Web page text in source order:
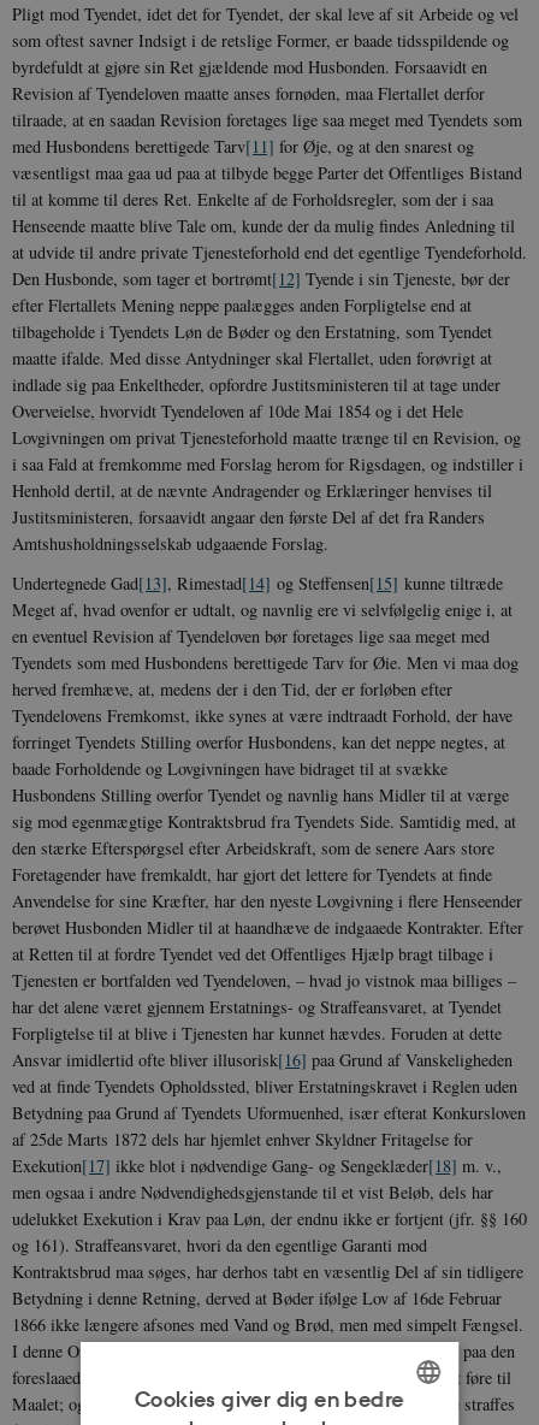
Pligt mod Tyendet, idet det for Tyendet, der skal leve af sit Arbeide og vel
som oftest savner Indsigt i de retslige Former, er baade tidsspildende og
byrdefuldt at gjøre sin Ret gjældende mod Husbonden. Forsaavidt en
Revision af Tyendeloven maatte anses fornøden, maa Flertallet derfor
tilraade, at en saadan Revision foretages lige saa meget med Tyendets som
med Husbondens berettigede Tarv[11] for Øje, og at den snarest og
væsentligst maa gaa ud paa at tilbyde begge Parter det Offentliges Bistand
til at komme til deres Ret. Enkelte af de Forholdsregler, som der i saa
Henseende maatte blive Tale om, kunde der da mulig findes Anledning til
at udvide til andre private Tjenesteforhold end det egentlige Tyendeforhold.
Den Husbonde, som tager et bortrømt[12] Tyende i sin Tjeneste, bør der
efter Flertallets Mening neppe paalægges anden Forpligtelse end at
tilbageholde i Tyendets Løn de Bøder og den Erstatning, som Tyendet
maatte ifalde. Med disse Antydninger skal Flertallet, uden forøvrigt at
indlade sig paa Enkeltheder, opfordre Justitsministeren til at tage under
Overveielse, hvorvidt Tyendeloven af 10de Mai 1854 og i det Hele
Lovgivningen om privat Tjenesteforhold maatte trænge til en Revision, og
i saa Fald at fremkomme med Forslag herom for Rigsdagen, og indstiller i
Henhold dertil, at de nævnte Andragender og Erklæringer henvises til
Justitsministeren, forsaavidt angaar den første Del af det fra Randers
Amtshusholdningsselskab udgaaende Forslag.
Undertegnede Gad[13], Rimestad[14] og Steffensen[15] kunne tiltræde
Meget af, hvad ovenfor er udtalt, og navnlig ere vi selvfølgelig enige i, at
en eventuel Revision af Tyendeloven bør foretages lige saa meget med
Tyendets som med Husbondens berettigede Tarv for Øie. Men vi maa dog
herved fremhæve, at, medens der i den Tid, der er forløben efter
Tyendelovens Fremkomst, ikke synes at være indtraadt Forhold, der have
forringet Tyendets Stilling overfor Husbondens, kan det neppe negtes, at
baade Forholdende og Lovgivningen have bidraget til at svække
Husbondens Stilling overfor Tyendet og navnlig hans Midler til at værge
sig mod egenmægtige Kontraktsbrud fra Tyendets Side. Samtidig med, at
den stærke Efterspørgsel efter Arbeidskraft, som de senere Aars store
Foretagender have fremkaldt, har gjort det lettere for Tyendets at finde
Anvendelse for sine Kræfter, har den nyeste Lovgivning i flere Henseender
berøvet Husbonden Midler til at haandhæve de indgaaede Kontrakter. Efter
at Retten til at fordre Tyendet ved det Offentliges Hjælp bragt tilbage i
Tjenesten er bortfalden ved Tyendeloven, – hvad jo vistnok maa billiges –
har det alene været gjennem Erstatnings- og Straffeansvaret, at Tyendet
Forpligtelse til at blive i Tjenesten har kunnet hævdes. Foruden at dette
Ansvar imidlertid ofte bliver illusorisk[16] paa Grund af Vanskeligheden
ved at finde Tyendets Opholdssted, bliver Erstatningskravet i Reglen uden
Betydning paa Grund af Tyendets Uformuenhed, især efterat Konkursloven
af 25de Marts 1872 dels har hjemlet enhver Skyldner Fritagelse for
Exekution[17] ikke blot i nødvendige Gang- og Sengeklæder[18] m. v.,
men ogsaa i andre Nødvendighedsgjenstande til et vist Beløb, dels har
udelukket Exekution i Krav paa Løn, der endnu ikke er fortjent (jfr. §§ 160
og 161). Straffeansvaret, hvori da den egentlige Garanti mod
Kontraktsbrud maa søges, har derhos tabt en væsentlig Del af sin tidligere
Betydning i denne Retning, derved at Bøder ifølge Lov af 16de Februar
1866 ikke længere afsones med Vand og Brød, men med simpelt Fængsel.
I denne Omstændighed turde der vel ligge en Grund til at gaa ind paa den
foreslaaede Forhøielse af Bøderne, saafremt den kunde antages at føre til
Maalet; og, forsaavidt det ovenfor er indvendt, at Husbonden ikke straffes
Cookies giver dig en bedre